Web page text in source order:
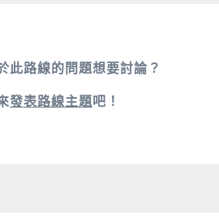
此路線的問題想要討論？
發表路線主題吧！